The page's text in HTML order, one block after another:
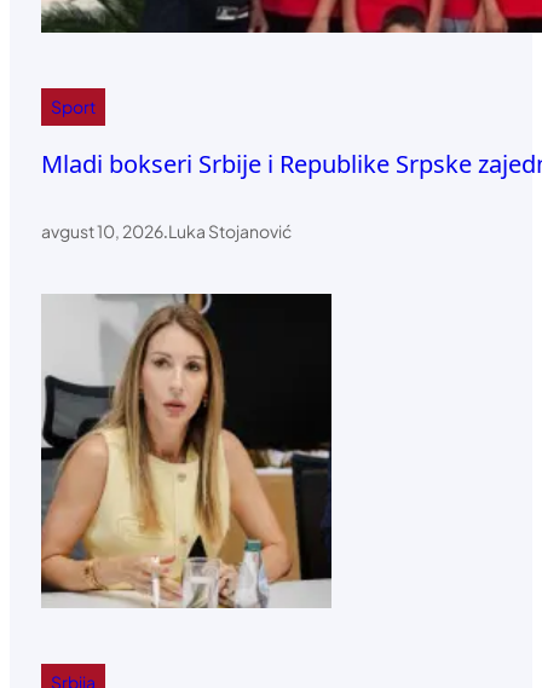
Sport
Mladi bokseri Srbije i Republike Srpske
avgust 10, 2026.Luka Stojanović
Srbija